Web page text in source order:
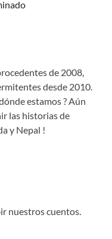
de 2008,
desde 2010.
estamos ? Aún
las historias de
y Nepal !
nuestros cuentos.